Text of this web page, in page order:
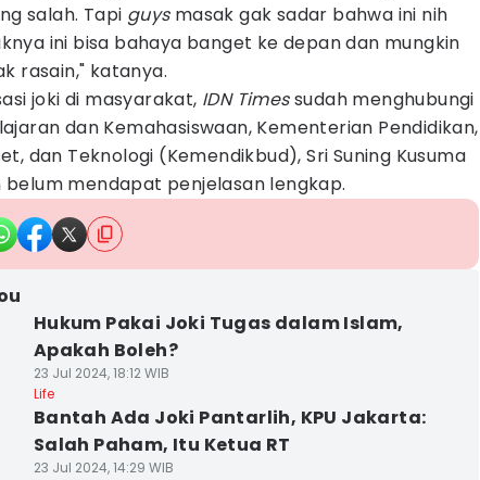
salah. Tapi guysmasak gak sadar bahwa ini nih
ini bisa bahaya banget ke depan dan mungkin
rasain," katanya.
joki di masyarakat, IDN Timessudah menghubungi
dan Kemahasiswaan, Kementerian Pendidikan,
dan Teknologi (Kemendikbud), Sri Suning Kusuma
belum mendapat penjelasan lengkap.
Hukum Pakai Joki Tugas dalam Islam,
Apakah Boleh?
23 Jul 2024, 18:12 WIB
Life
Bantah Ada Joki Pantarlih, KPU Jakarta:
Salah Paham, Itu Ketua RT
23 Jul 2024, 14:29 WIB